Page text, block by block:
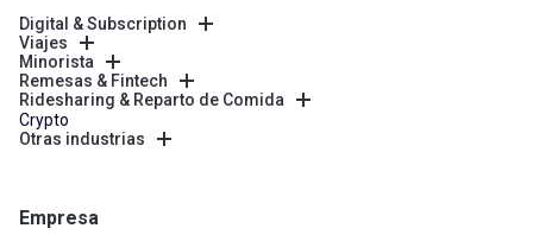
Digital & Subscription
Viajes
Minorista
Remesas & Fintech
Ridesharing & Reparto de Comida
Crypto
Otras industrias
Empresa